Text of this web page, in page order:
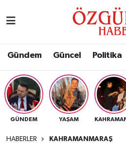
Gündem Güncel Politika
GÜNDEM YAŞAM
HABERLER KAHRAMANMARAŞ
Eğitim
Ekonomi
Güncel
Nöbetçi Eczaneler
Namaz Vakitleri
Trafik Durumu
Süper Lig Puan Durumu ve